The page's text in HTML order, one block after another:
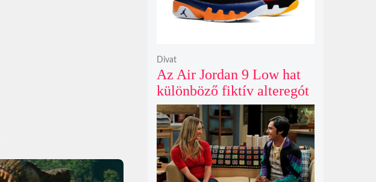
Az Air Jordan 9 Low hat
különböző fiktív alteregót
gyúr egyetlen őrült
dizájnba
Divat